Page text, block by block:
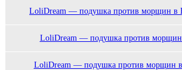
LoliDream — подушка против морщин в
LoliDream — подушка против морщин
LoliDream — подушка против морщин в